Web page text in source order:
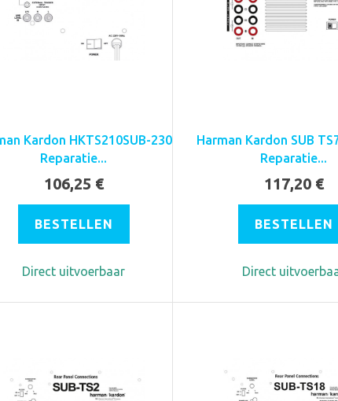
Kardon HKTS210SUB-230
Reparatie...
106,25 €
BESTELLEN
Direct uitvoerbaar
Harman Kardon SUB
Reparatie...
117,20 €
BESTELLEN
Direct